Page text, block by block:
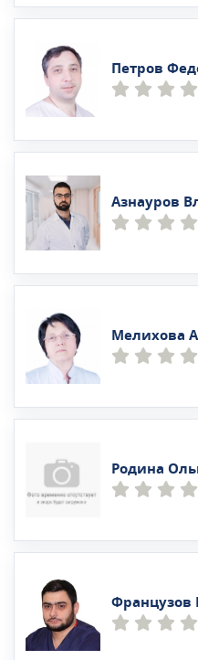
Петров
Азнауров
Мелихова
Родина
Французов